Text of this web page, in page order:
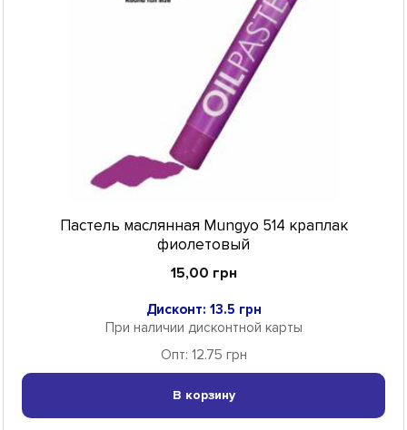
Пастель маслянная Mungyo 514 краплак
фиолетовый
15,00 грн
Дисконт: 13.5 грн
При наличии дисконтной карты
Опт: 12.75 грн
В корзину